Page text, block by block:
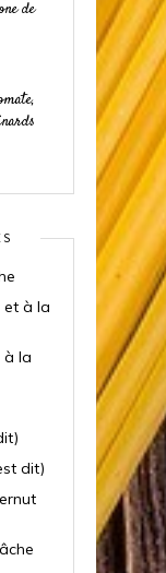
de
et à la
à la
dit)